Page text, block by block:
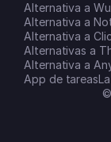
Alternativa a
Alternativa a
Alternativa a
Alternativas a
Alternativa a
App de tareas